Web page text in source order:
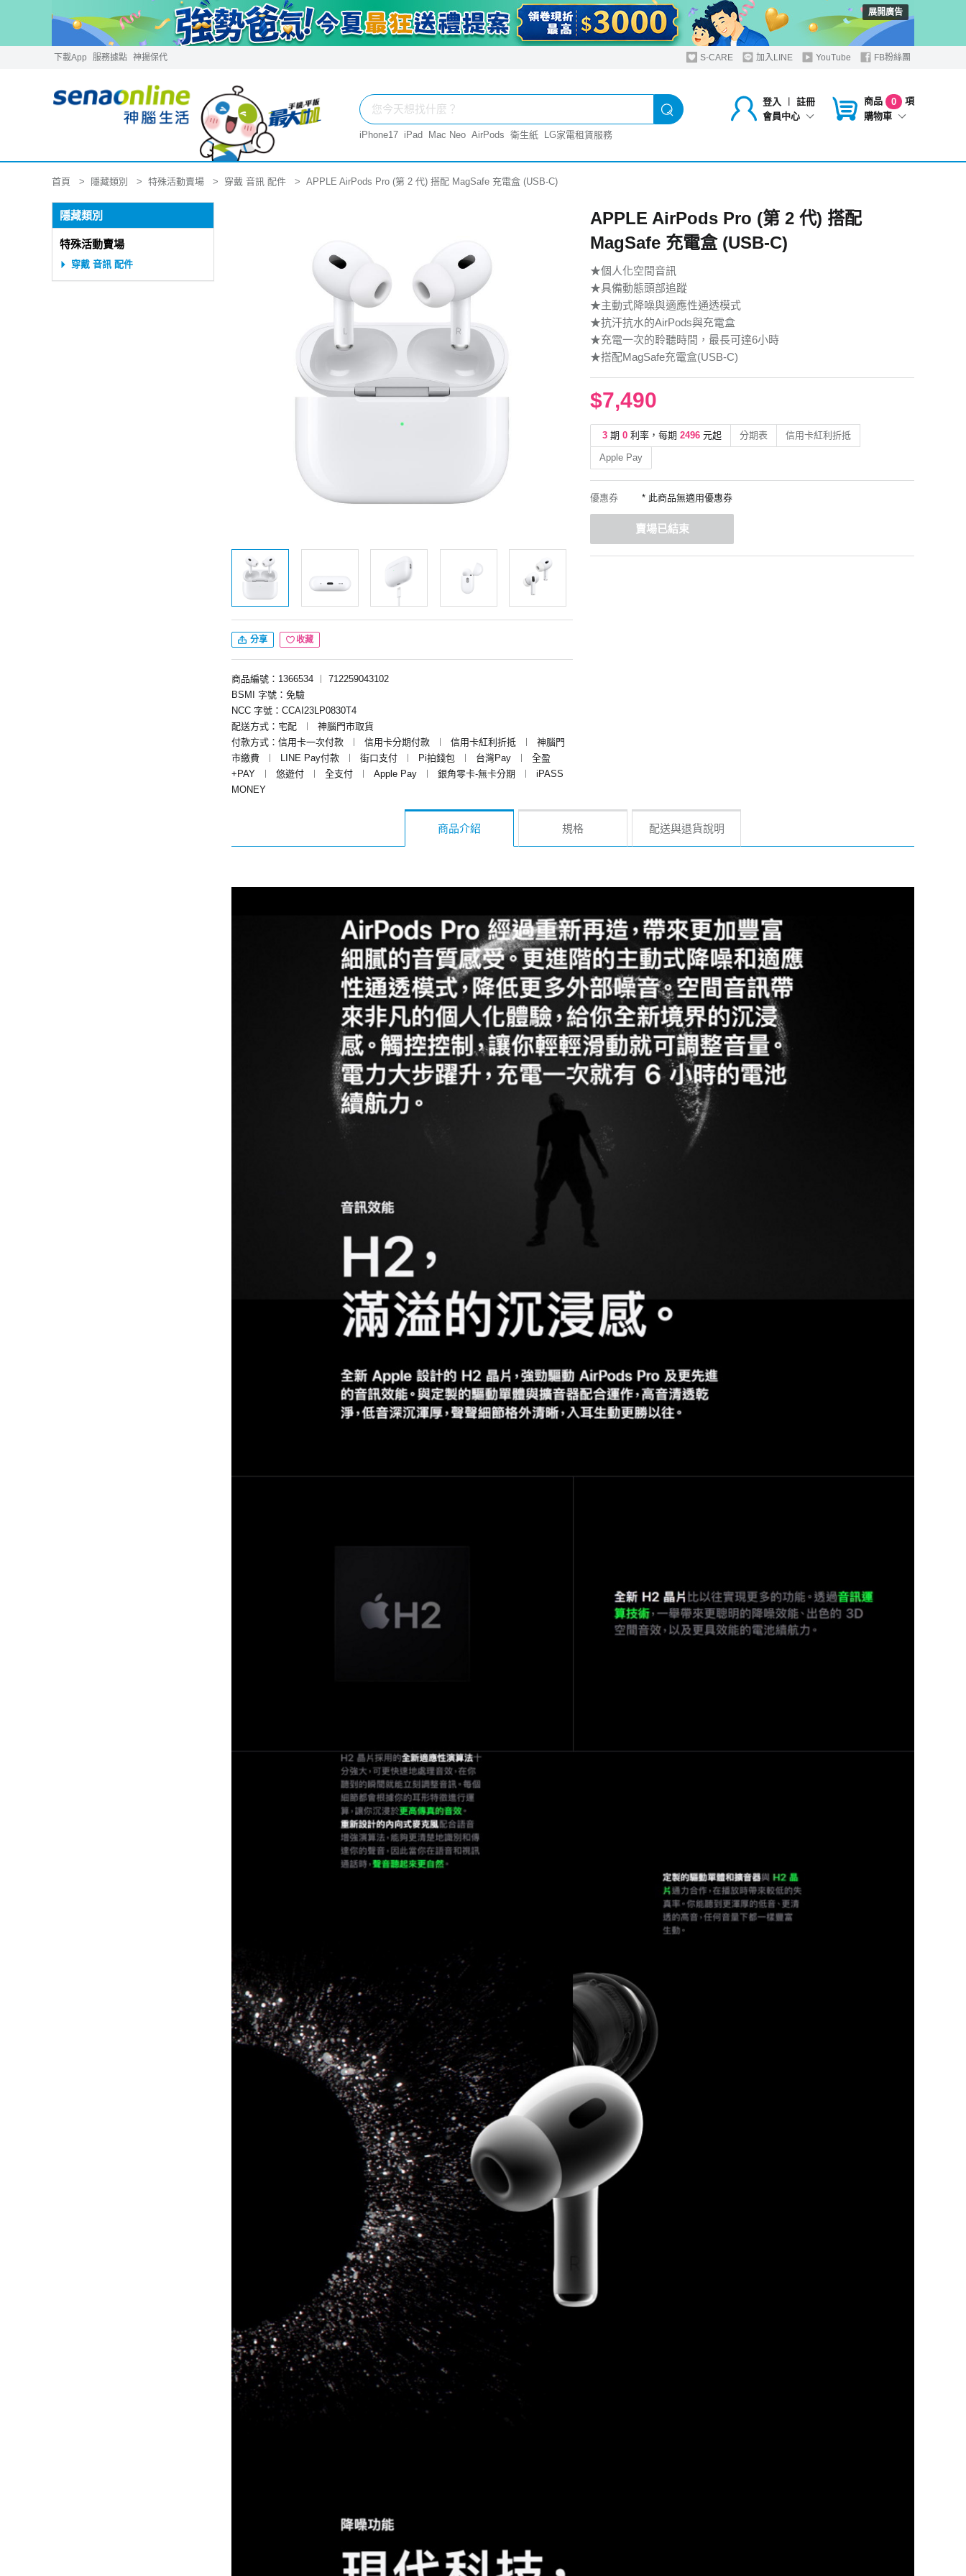
展開廣告
下載App 服務據點 神揚保代 S-CARE 加入LINE YouTube FB粉絲團
登入 ︱
註冊
會員中心
商品 0
項
購物車
iPhone17 iPad Mac Neo AirPods 衛生紙 LG家電租賃服務
首頁 隱藏類別 特殊活動賣場 穿戴 音訊 配件 APPLE AirPods Pro (第 2 代) 搭配 MagSafe 充電盒 (USB‑C)
隱藏類別
特殊活動賣場
穿戴 音訊 配件
分享 收藏
商品編號：1366534
712259043102
BSMI 字號：免驗
NCC 字號：CCAI23LP0830T4
配送方式：宅配
神腦門市取貨
付款方式：信用卡一次付款
信用卡分期付款 信用卡紅利折抵
神腦門
市繳費
LINE Pay付款 街口支付 Pi拍錢包 台灣Pay
全盈
+PAY
悠遊付 全支付 Apple Pay 銀角零卡-無卡分期
iPASS
MONEY
APPLE AirPods Pro (第 2 代) 搭配
MagSafe 充電盒 (USB‑C)
★個人化空間音訊
★具 備 動 態 頭 部 追 蹤
★主動式降噪與適 應 性 通 透 模 式
★抗汗抗水的AirPods與 充 電 盒
★充電一次的聆聽時間，最長可達6小時
★搭配MagSafe充電盒(USB‑C)
$7,490
3 期 0 利率，每期 2496 元起 分期表 信用卡紅利折抵
Apple Pay
優惠券 * 此商品無適用優惠券
賣場已結束
商品介紹 規格 配送與退貨說明